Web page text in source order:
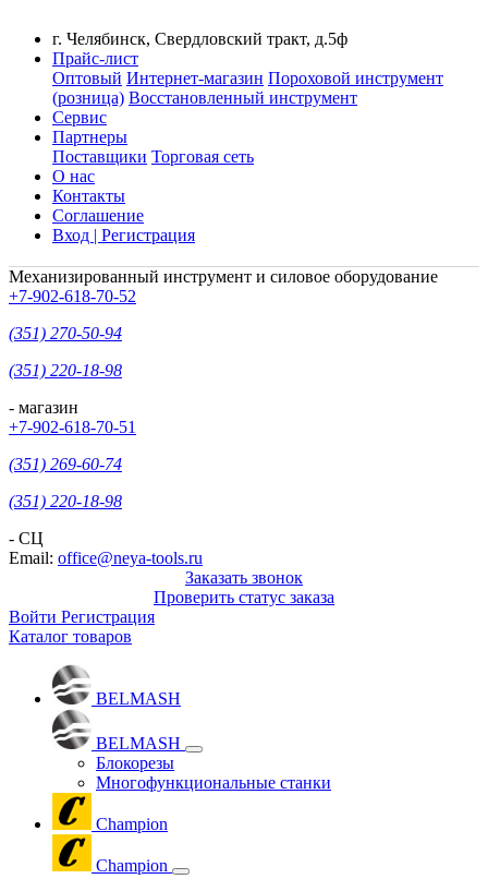
г. Челябинск, Свердловский тракт, д.5ф
Прайс-лист
Оптовый Интернет-магазин Пороховой инструмент
(розница) Восстановленный инструмент
Сервис
Партнеры
Поставщики Торговая сеть
О нас
Контакты
Соглашение
Вход | Регистрация
Механизированный инструмент и силовое оборудование
+7-902-618-70-52
(351) 270-50-94
(351) 220-18-98
- магазин
+7-902-618-70-51
(351) 269-60-74
(351) 220-18-98
- СЦ
Email: office@neya-tools.ru
Заказать звонок
Проверить статус заказа
Войти Регистрация
Каталог товаров
BELMASH
BELMASH
Блокорезы
Многофункциональные станки
Champion
Champion